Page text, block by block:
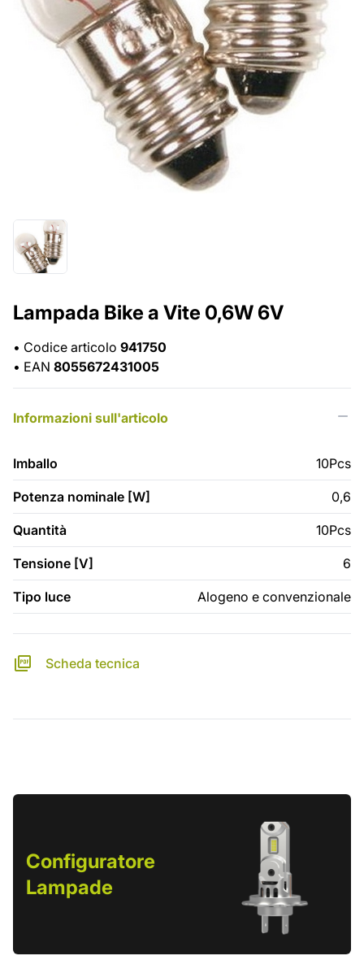
Lampada Bike a Vite 0,6W 6V
• Codice articolo 941750
• EAN 8055672431005
Informazioni sull'articolo
Imballo 10Pcs
Potenza nominale [W] 0,6
Quantità 10Pcs
Tensione [V] 6
Tipo luce Alogeno e convenzionale
Scheda tecnica
Configuratore
Lampade